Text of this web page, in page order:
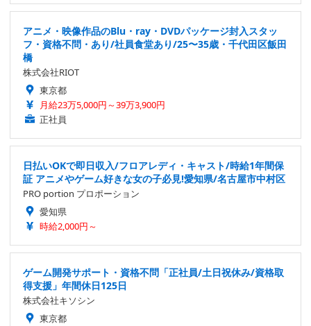
アニメ・映像作品のBlu・ray・DVDパッケージ封入スタッ
フ・資格不問・あり/社員食堂あり/25〜35歳・千代田区飯田
橋
株式会社RIOT
東京都
月給23万5,000円～39万3,900円
正社員
日払いOKで即日収入/フロアレディ・キャスト/時給1年間保
証 アニメやゲーム好きな女の子必見!愛知県/名古屋市中村区
PRO portion プロポーション
愛知県
時給2,000円～
ゲーム開発サポート・資格不問「正社員/土日祝休み/資格取
得支援」年間休日125日
株式会社キソシン
東京都